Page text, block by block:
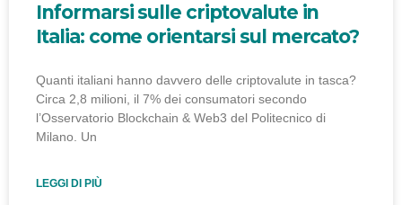
Informarsi sulle criptovalute in
Italia: come orientarsi sul mercato?
Quanti italiani hanno davvero delle criptovalute in tasca?
Circa 2,8 milioni, il 7% dei consumatori secondo
l’Osservatorio Blockchain & Web3 del Politecnico di
Milano. Un
LEGGI DI PIÙ